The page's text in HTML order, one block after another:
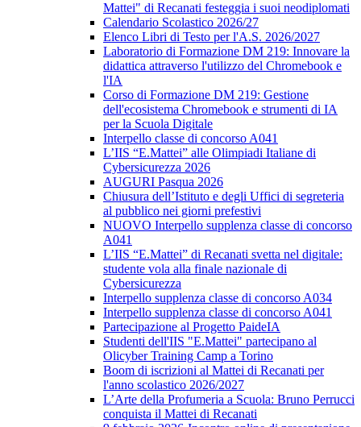
Mattei" di Recanati festeggia i suoi neodiplomati
Calendario Scolastico 2026/27
Elenco Libri di Testo per l'A.S. 2026/2027
Laboratorio di Formazione DM 219: Innovare la
didattica attraverso l'utilizzo del Chromebook e
l'IA
Corso di Formazione DM 219: Gestione
dell'ecosistema Chromebook e strumenti di IA
per la Scuola Digitale
Interpello classe di concorso A041
L’IIS “E.Mattei” alle Olimpiadi Italiane di
Cybersicurezza 2026
AUGURI Pasqua 2026
Chiusura dell’Istituto e degli Uffici di segreteria
al pubblico nei giorni prefestivi
NUOVO Interpello supplenza classe di concorso
A041
L’IIS “E.Mattei” di Recanati svetta nel digitale:
studente vola alla finale nazionale di
Cybersicurezza
Interpello supplenza classe di concorso A034
Interpello supplenza classe di concorso A041
Partecipazione al Progetto PaideIA
Studenti dell'IIS "E.Mattei" partecipano al
Olicyber Training Camp a Torino
Boom di iscrizioni al Mattei di Recanati per
l'anno scolastico 2026/2027
L’Arte della Profumeria a Scuola: Bruno Perrucci
conquista il Mattei di Recanati